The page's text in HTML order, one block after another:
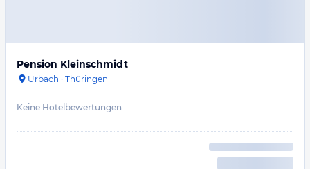
Pension Kleinschmidt
Urbach · Thüringen
Keine Hotelbewertungen